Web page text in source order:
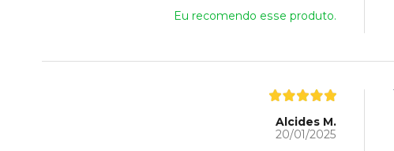
Eu recomendo esse produto.
Alcides M.
20/01/2025